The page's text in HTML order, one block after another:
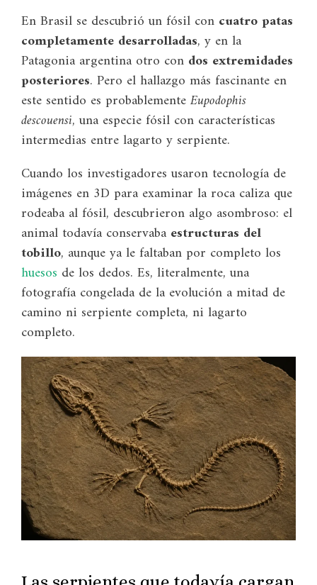
En Brasil se descubrió un fósil con cuatro patas
completamente desarrolladas, y en la
Patagonia argentina otro con dos extremidades
posteriores. Pero el hallazgo más fascinante en
este sentido es probablementeEupodophis
descouensi, una especie fósil con características
intermedias entre lagarto y serpiente.
Cuando los investigadores usaron tecnología de
imágenes en 3D para examinar la roca caliza que
rodeaba al fósil, descubrieron algo asombroso: el
animal todavía conservaba estructuras del
tobillo, aunque ya le faltaban por completo los
huesos de los dedos. Es, literalmente, una
fotografía congelada de la evolución a mitad de
camino ni serpiente completa, ni lagarto
completo.